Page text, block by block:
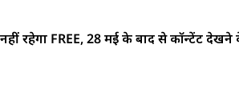
रहेगा FREE, 28 मई के बाद से कॉन्टेंट देखने